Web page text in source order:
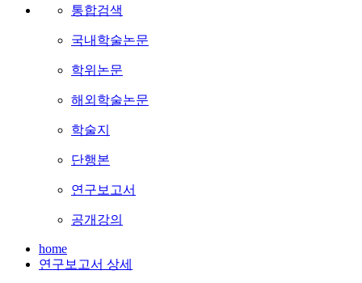
통합검색
국내학술논문
학위논문
해외학술논문
학술지
단행본
연구보고서
공개강의
home
연구보고서 상세